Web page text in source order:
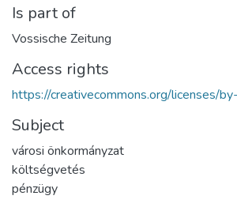
Is part of
Vossische Zeitung
Access rights
https://creativecommons.org/licenses/
Subject
városi önkormányzat
költségvetés
pénzügy